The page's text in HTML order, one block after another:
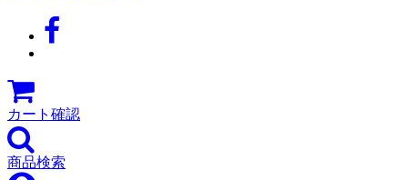
カート確認
商品検索